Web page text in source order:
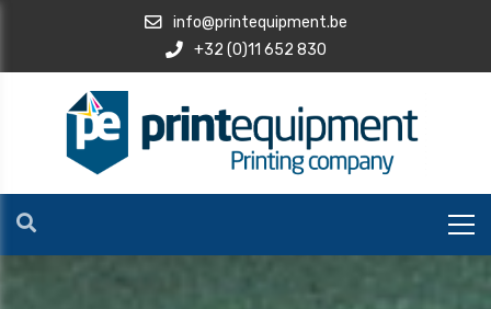
info@printequipment.be
+32 (0)11 652 830